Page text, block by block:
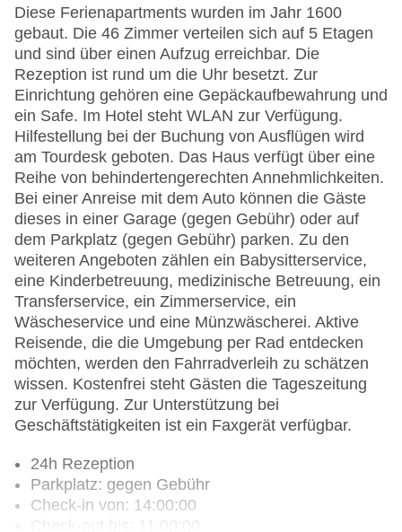
Diese Ferienapartments wurden im Jahr 1600
gebaut. Die 46 Zimmer verteilen sich auf 5 Etagen
und sind über einen Aufzug erreichbar. Die
Rezeption ist rund um die Uhr besetzt. Zur
Einrichtung gehören eine Gepäckaufbewahrung und
ein Safe. Im Hotel steht WLAN zur Verfügung.
Hilfestellung bei der Buchung von Ausflügen wird
am Tourdesk geboten. Das Haus verfügt über eine
Reihe von behindertengerechten Annehmlichkeiten.
Bei einer Anreise mit dem Auto können die Gäste
dieses in einer Garage (gegen Gebühr) oder auf
dem Parkplatz (gegen Gebühr) parken. Zu den
weiteren Angeboten zählen ein Babysitterservice,
eine Kinderbetreuung, medizinische Betreuung, ein
Transferservice, ein Zimmerservice, ein
Wäscheservice und eine Münzwäscherei. Aktive
Reisende, die die Umgebung per Rad entdecken
möchten, werden den Fahrradverleih zu schätzen
wissen. Kostenfrei steht Gästen die Tageszeitung
zur Verfügung. Zur Unterstützung bei
Geschäftstätigkeiten ist ein Faxgerät verfügbar.
24h Rezeption
Parkplatz: gegen Gebühr
Check-in von: 14:00:00